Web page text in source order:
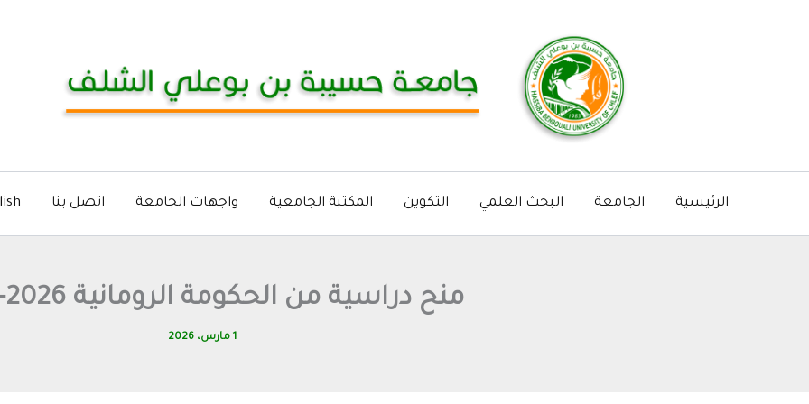
الرئيسية الجامعة البحث العلمي التكوين المكتبة الجامعية واجهات الجامعة اتصل بنا
منح دراسية من الحكومة الرومانية 2026-2027
1 مارس، 2026